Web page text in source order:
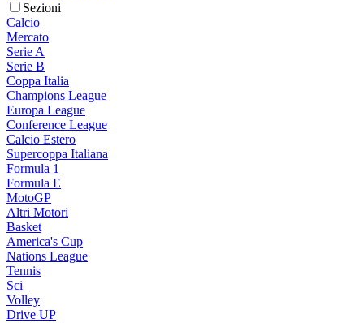
Sezioni
Calcio
Mercato
Serie A
Serie B
Coppa Italia
Champions League
Europa League
Conference League
Calcio Estero
Supercoppa Italiana
Formula 1
Formula E
MotoGP
Altri Motori
Basket
America's Cup
Nations League
Tennis
Sci
Volley
Drive UP